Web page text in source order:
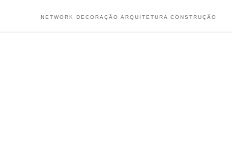
NETWORK DECORAÇÃO ARQUITETURA CONSTRUÇÃO